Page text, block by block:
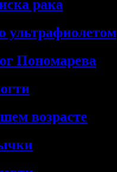
рака
ультрафиолетом
Пономарева
возрасте